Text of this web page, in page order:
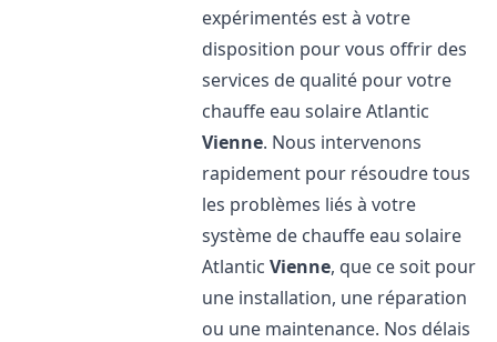
expérimentés est à votre
disposition pour vous offrir des
services de qualité pour votre
chauffe eau solaire Atlantic
Vienne. Nous intervenons
rapidement pour résoudre tous
les problèmes liés à votre
système de chauffe eau solaire
AtlanticVienne, que ce soit pour
une installation, une réparation
ou une maintenance. Nos délais